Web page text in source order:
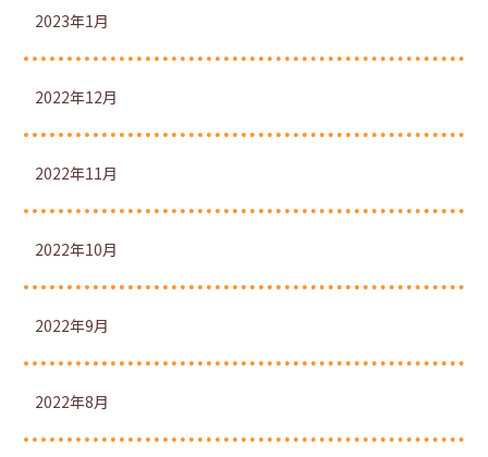
2023年1月
2022年12月
2022年11月
2022年10月
2022年9月
2022年8月